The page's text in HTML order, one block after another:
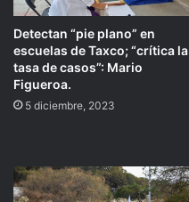
Detectan “pie plano” en
escuelas de Taxco; “crítica la
tasa de casos”: Mario
Figueroa.
5 diciembre, 2023